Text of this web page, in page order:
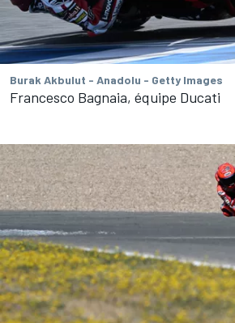
Burak Akbulut - Anadolu - Getty Images
Francesco Bagnaia, équipe Ducati